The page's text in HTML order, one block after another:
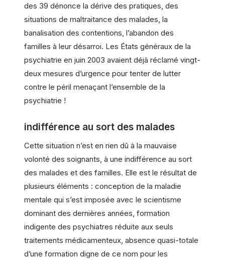
des 39 dénonce la dérive des pratiques, des
situations de maltraitance des malades, la
banalisation des contentions, l’abandon des
familles à leur désarroi. Les États généraux de la
psychiatrie en juin 2003 avaient déjà réclamé vingt-
deux mesures d’urgence pour tenter de lutter
contre le péril menaçant l’ensemble de la
psychiatrie !
indifférence au sort des malades
Cette situation n’est en rien dû à la mauvaise
volonté des soignants, à une indifférence au sort
des malades et des familles. Elle est le résultat de
plusieurs éléments : conception de la maladie
mentale qui s’est imposée avec le scientisme
dominant des dernières années, formation
indigente des psychiatres réduite aux seuls
traitements médicamenteux, absence quasi-totale
d’une formation digne de ce nom pour les